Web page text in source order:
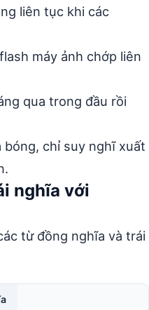
liên tục khi các
máy ảnh chớp liên
qua trong đầu rồi
bóng, chỉ suy nghĩ xuất
nghĩa với
từ đồng nghĩa và trái